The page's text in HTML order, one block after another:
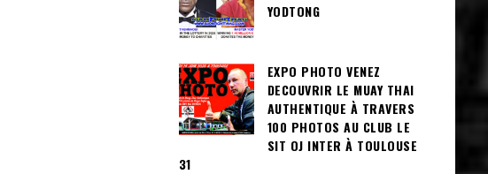
YODTONG
EXPO PHOTO VENEZ
DECOUVRIR LE MUAY THAI
AUTHENTIQUE À TRAVERS
100 PHOTOS AU CLUB LE
SIT OJ INTER À TOULOUSE
31